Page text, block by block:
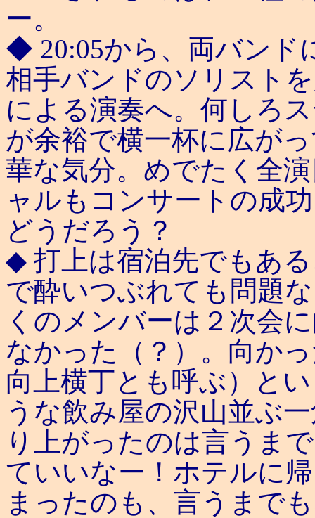
ー。
◆ 20:05から、両バンド
相手バンドのソリスト
による演奏へ。何しろ
が余裕で横一杯に広が
華な気分。めでたく全
ャルもコンサートの成
どうだろう？
◆ 打上は宿泊先でもあ
で酔いつぶれても問題
くのメンバーは２次会
なかった（？）。向か
向上横丁とも呼ぶ）と
うな飲み屋の沢山並ぶ
り上がったのは言うま
ていいなー！ホテルに
まったのも、言うまで